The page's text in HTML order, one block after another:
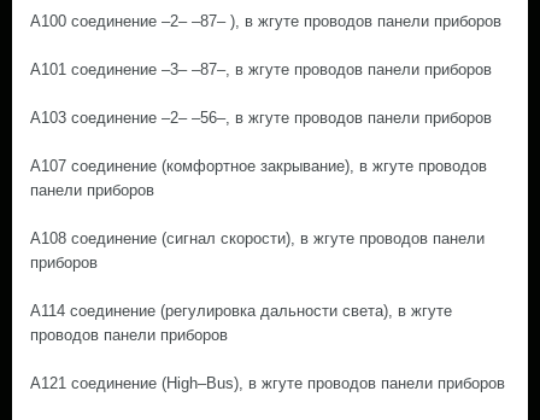
A100 соединение –2– –87– ), в жгуте проводов панели приборов
A101 соединение –3– –87–, в жгуте проводов панели приборов
A103 соединение –2– –56–, в жгуте проводов панели приборов
A107 соединение (комфортное закрывание), в жгуте проводов
панели приборов
A108 соединение (сигнал скорости), в жгуте проводов панели
приборов
A114 соединение (регулировка дальности света), в жгуте
проводов панели приборов
A121 соединение (High–Bus), в жгуте проводов панели приборов